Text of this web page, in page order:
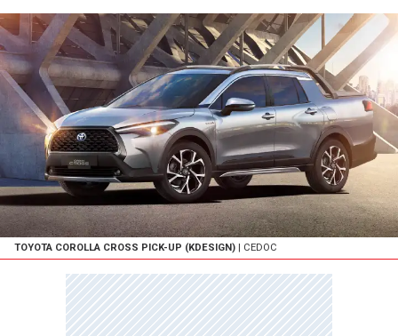
TOYOTA COROLLA CROSS PICK-UP (KDESIGN) | CEDOC